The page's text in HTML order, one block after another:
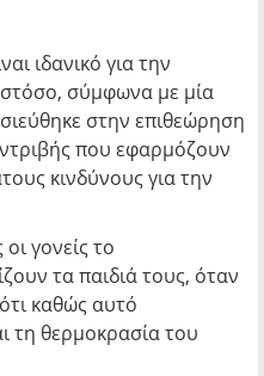
ιδανικό για την
σύμφωνα με μία
στην επιθεώρηση
που εφαρμόζουν
κινδύνους για την
γονείς το
τα παιδιά τους, όταν
καθώς αυτό
τη θερμοκρασία του